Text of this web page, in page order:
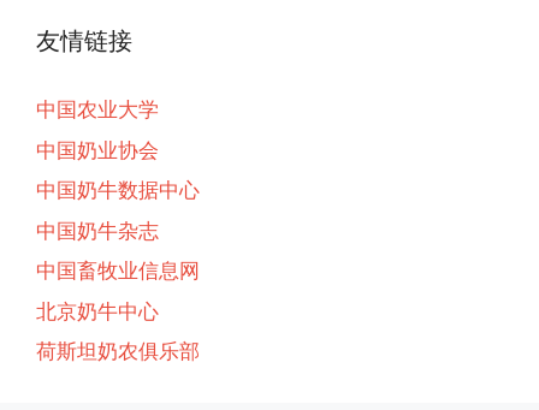
友情链接
中国农业大学
中国奶业协会
中国奶牛数据中心
中国奶牛杂志
中国畜牧业信息网
北京奶牛中心
荷斯坦奶农俱乐部